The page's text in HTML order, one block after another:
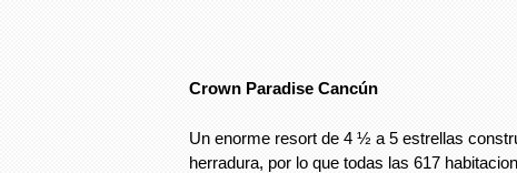
Crown Paradise Cancún
Un enorme resort de 4 ½ a 5 estrellas
herradura, por lo que todas las 617